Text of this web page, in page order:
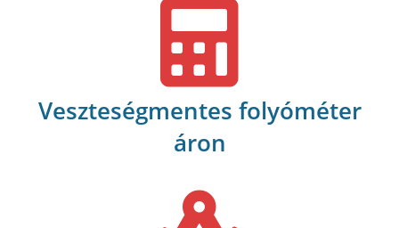
Veszteségmentes folyóméter
áron